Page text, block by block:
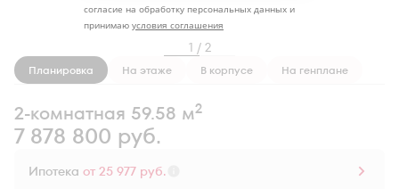
1 / 2
Планировка На этаже В корпусе На генплане
2-комнатная 59.58 м2
7 878 800 руб.
Ипотека от 25 977 руб.
согласие на обработку персональных данных и
принимаю условия соглашения